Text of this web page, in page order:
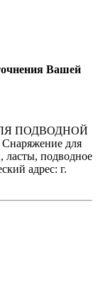
Вашей
ПОДВОДНОЙ
для
ласты, подводное
адрес: г.